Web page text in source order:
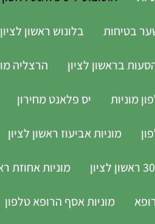
בטיחות בלונוש ראשון לציון
בראשון לציון הרצליה
מוניות יס פלאנט מחירון
מוניות אביעוז ראשון לציון
מוניות אחוזת
מוניות אסף הרופא טלפון